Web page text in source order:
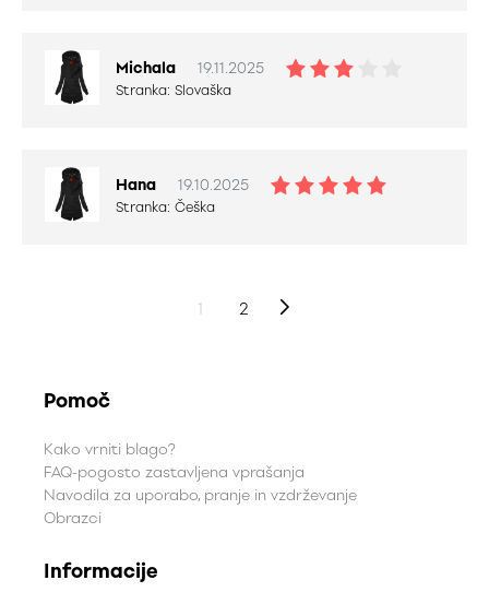
Michala 19.11.2025
Stranka: Slovaška
Hana 19.10.2025
Stranka: Češka
1 2
Pomoč
Kako vrniti blago?
FAQ-pogosto zastavljena vprašanja
Navodila za uporabo, pranje in vzdrževanje
Obrazci
Informacije